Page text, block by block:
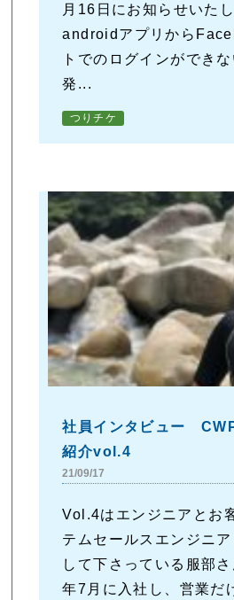
月16日にお知らせいた
androidアプリから
トでのログインができ
発...
つりチケ
社員インタビュー
紹介vol.4
21/09/17
Vol.4はエンジニアとお
テムセールスエンジニ
して下さっている服部
年7月に入社し、営業だ